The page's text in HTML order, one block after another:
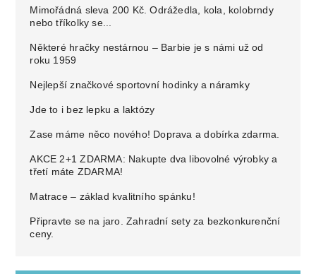
Mimořádná sleva 200 Kč. Odrážedla, kola, kolobrndy
nebo tříkolky se...
Některé hračky nestárnou – Barbie je s námi už od
roku 1959
Nejlepší značkové sportovní hodinky a náramky
Jde to i bez lepku a laktózy
Zase máme něco nového! Doprava a dobírka zdarma.
AKCE 2+1 ZDARMA: Nakupte dva libovolné výrobky a
třetí máte ZDARMA!
Matrace – základ kvalitního spánku!
Připravte se na jaro. Zahradní sety za bezkonkurenční
ceny.